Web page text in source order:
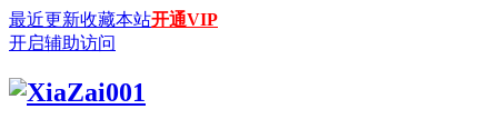
最近更新收藏本站开通VIP
开启辅助访问